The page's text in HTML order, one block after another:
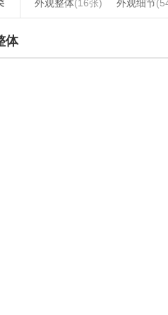
外观整体(16张) 外观细节
体